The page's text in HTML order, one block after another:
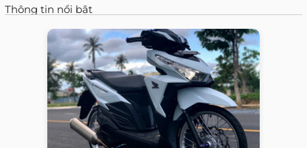
Thông tin nổi bật